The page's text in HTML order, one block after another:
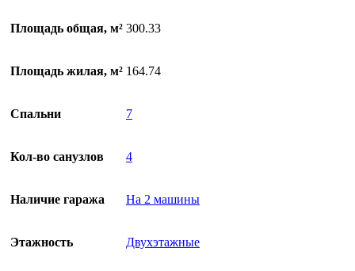
Площадь общая, м² 300.33
Площадь жилая, м² 164.74
Спальни 7
Кол-во санузлов 4
Наличие гаража На 2 машины
Этажность Двухэтажные